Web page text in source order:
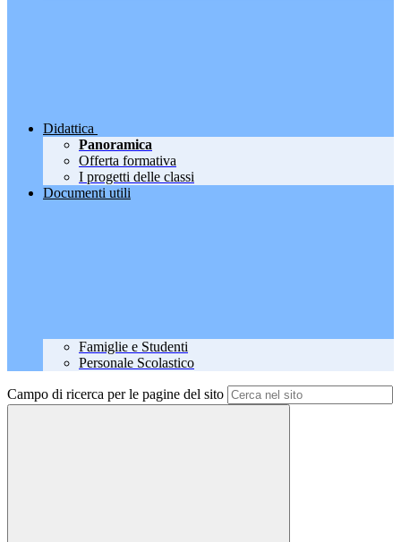
Didattica
Panoramica
Offerta formativa
I progetti delle classi
Documenti utili
Famiglie e Studenti
Personale Scolastico
Campo di ricerca per le pagine del sito